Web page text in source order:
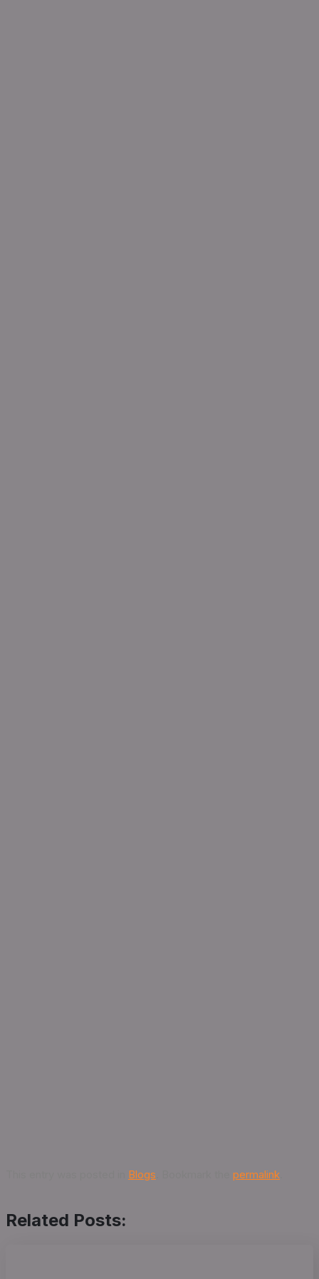
Blogs permalink
Related Posts: